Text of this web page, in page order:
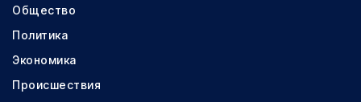
Общество
Политика
Экономика
Происшествия